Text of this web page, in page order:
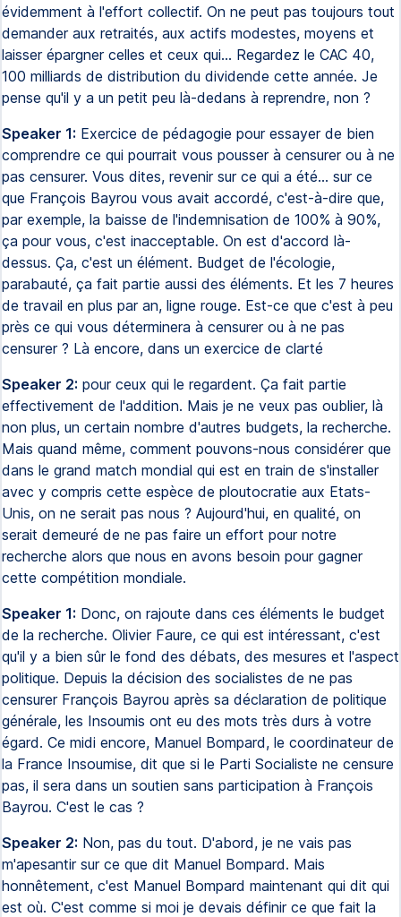
évidemment à l'effort collectif. On ne peut pas toujours tout
demander aux retraités, aux actifs modestes, moyens et
laisser épargner celles et ceux qui... Regardez le CAC 40,
100 milliards de distribution du dividende cette année. Je
pense qu'il y a un petit peu là-dedans à reprendre, non ?
Speaker 1: Exercice de pédagogie pour essayer de bien
comprendre ce qui pourrait vous pousser à censurer ou à ne
pas censurer. Vous dites, revenir sur ce qui a été... sur ce
que François Bayrou vous avait accordé, c'est-à-dire que,
par exemple, la baisse de l'indemnisation de 100% à 90%,
ça pour vous, c'est inacceptable. On est d'accord là-
dessus. Ça, c'est un élément. Budget de l'écologie,
parabauté, ça fait partie aussi des éléments. Et les 7 heures
de travail en plus par an, ligne rouge. Est-ce que c'est à peu
près ce qui vous déterminera à censurer ou à ne pas
censurer ? Là encore, dans un exercice de clarté
Speaker 2: pour ceux qui le regardent. Ça fait partie
effectivement de l'addition. Mais je ne veux pas oublier, là
non plus, un certain nombre d'autres budgets, la recherche.
Mais quand même, comment pouvons-nous considérer que
dans le grand match mondial qui est en train de s'installer
avec y compris cette espèce de ploutocratie aux Etats-
Unis, on ne serait pas nous ? Aujourd'hui, en qualité, on
serait demeuré de ne pas faire un effort pour notre
recherche alors que nous en avons besoin pour gagner
cette compétition mondiale.
Speaker 1: Donc, on rajoute dans ces éléments le budget
de la recherche. Olivier Faure, ce qui est intéressant, c'est
qu'il y a bien sûr le fond des débats, des mesures et l'aspect
politique. Depuis la décision des socialistes de ne pas
censurer François Bayrou après sa déclaration de politique
générale, les Insoumis ont eu des mots très durs à votre
égard. Ce midi encore, Manuel Bompard, le coordinateur de
la France Insoumise, dit que si le Parti Socialiste ne censure
pas, il sera dans un soutien sans participation à François
Bayrou. C'est le cas ?
Speaker 2: Non, pas du tout. D'abord, je ne vais pas
m'apesantir sur ce que dit Manuel Bompard. Mais
honnêtement, c'est Manuel Bompard maintenant qui dit qui
est où. C'est comme si moi je devais définir ce que fait la